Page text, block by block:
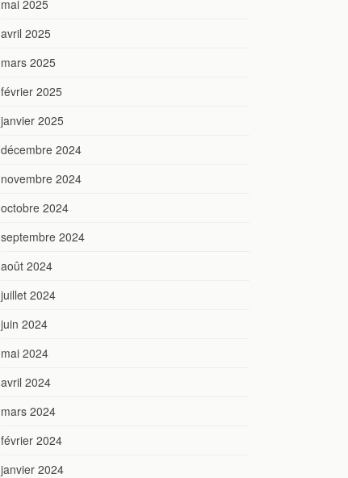
mai 2025
avril 2025
mars 2025
février 2025
janvier 2025
décembre 2024
novembre 2024
octobre 2024
septembre 2024
août 2024
juillet 2024
juin 2024
mai 2024
avril 2024
mars 2024
février 2024
janvier 2024